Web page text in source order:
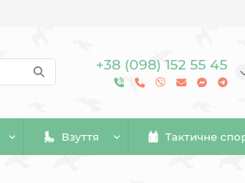
+38 (098) 152 55 45
Взуття Тактичне